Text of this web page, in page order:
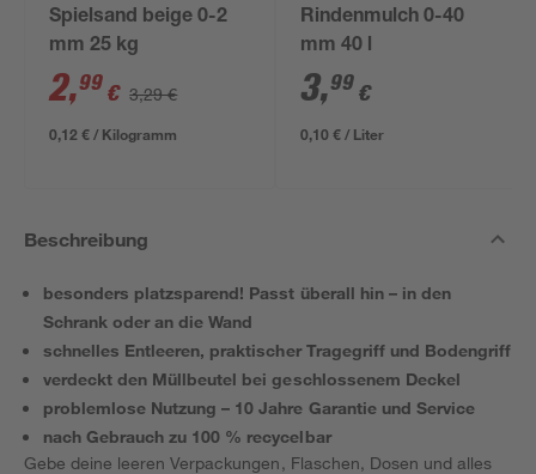
Spielsand beige 0-2
mm 25 kg
2,99 € 3,29 €
0,12 € / Kilogramm
Rindenmulch 0-40
mm 40 l
3,99 €
0,10 € / Liter
Beschreibung
besonders platzsparend! Passt überall hin – in den
Schrank oder an die Wand
schnelles Entleeren, praktischer Tragegriff und Bodengriff
verdeckt den Müllbeutel bei geschlossenem Deckel
problemlose Nutzung – 10 Jahre Garantie und Service
nach Gebrauch zu 100 % recycelbar
Gebe deine leeren Verpackungen, Flaschen, Dosen und alles